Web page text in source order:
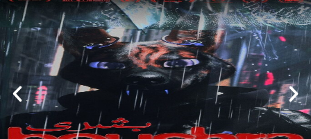
Freud, la dernière confession
Freud, la dernière confession Bande-annonce VO STFR
BOUCHRA
mer 05/08
21h00